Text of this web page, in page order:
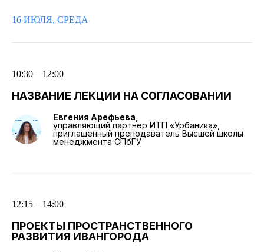
16 ИЮЛЯ, СРЕДА
10:30 – 12:00
НАЗВАНИЕ ЛЕКЦИИ НА СОГЛАСОВАНИИ
Евгения Арефьева,
управляющий партнер ИТП «Урбаника»,
приглашенный преподаватель Высшей школы
менеджмента СПбГУ
12:15 – 14:00
ПРОЕКТЫ ПРОСТРАНСТВЕННОГО
РАЗВИТИЯ ИВАНГОРОДА